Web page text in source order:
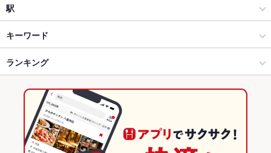
海鮮
滋賀県その他 × 居酒屋
滋賀県その他 × 海鮮
栗東駅 × 居酒屋
栗東駅 × 海鮮
ダイニングバー・バル
栗東
栗東 × 居酒屋
栗東 × 海鮮
栗東 × ダイニングバー・バル
栗東 × 洋・和洋・各国料理・その他
駅
草津駅
栗東駅
キーワード
卵焼き 手羽先
うどん 焼きそば レバー
オムライス 餃子 チャーハン
アヒージョ 生ハム たこ焼き 焼きうどん 揚げ餃子
ランキング
滋賀のグルメランキング
滋賀の居酒屋ランキング
滋賀の海鮮ランキング